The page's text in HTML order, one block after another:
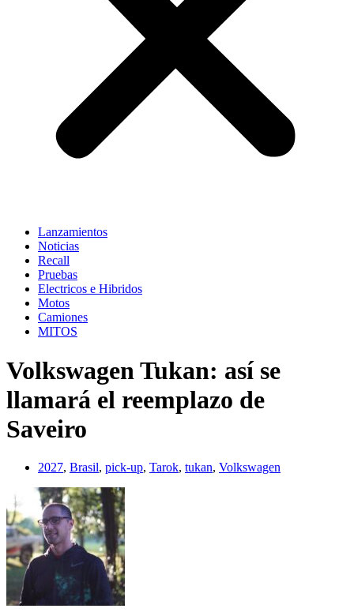
Lanzamientos
Noticias
Recall
Pruebas
Electricos e Hibridos
Motos
Camiones
MITOS
Volkswagen Tukan: así se
llamará el reemplazo de
Saveiro
2027, Brasil, pick-up, Tarok, tukan, Volkswagen